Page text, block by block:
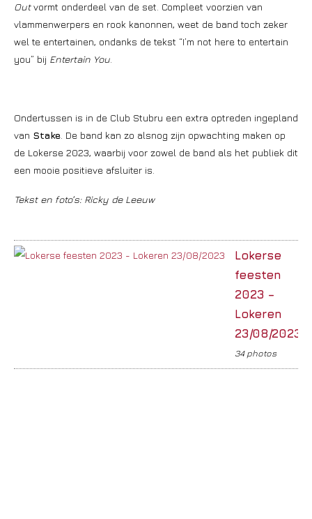
Outvormt onderdeel van de set. Compleet voorzien van
vlammenwerpers en rook kanonnen, weet de band toch zeker
wel te entertainen, ondanks de tekst “I’m not here to entertain
you” bij Entertain You
Ondertussen is in de Club Stubru een extra optreden ingepland
van Stake . De band kan zo alsnog zijn opwachting maken op
de Lokerse 2023, waarbij voor zowel de band als het publiek dit
een mooie positieve afsluiter is.
Tekst en foto’s: Ricky de Leeuw
Lokerse
feesten
2023 –
Lokeren
23/08/2023
34 photos